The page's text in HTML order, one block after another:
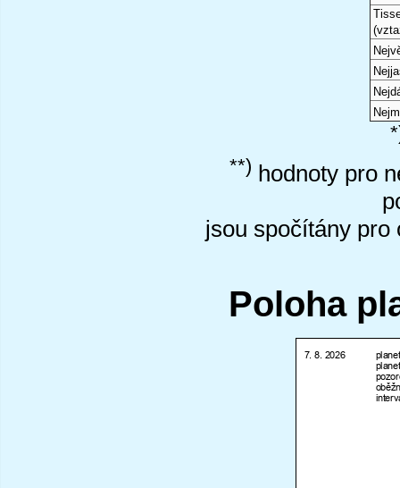
**) hodnoty pro
jsou spočítány pro
Poloha